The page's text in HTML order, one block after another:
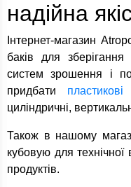
надійна
Інтернет-магазин
баків для
систем зрошення і
придбати
циліндричні,
Також в нашому
кубовую для
продуктів.